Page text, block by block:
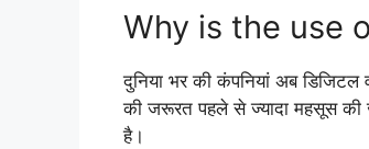
Why is the use
दुनिया भर की कंपनियां अब
की जरूरत पहले से ज्यादा महसूस की
है।